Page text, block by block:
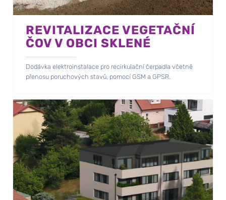
REVITALIZACE VEGETAČNÍ
ČOV V OBCI SKLENÉ
Dodávka elektroinstalace pro recirkulační čerpadla včetně
přenosu poruchových stavů, pomocí GSM a GPSR.